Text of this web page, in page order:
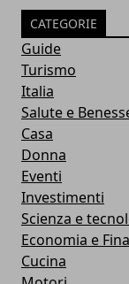
CATEGORIE
Guide
Turismo
Italia
Salute e
Casa
Donna
Eventi
Investimenti
Scienza e
Economia e
Cucina